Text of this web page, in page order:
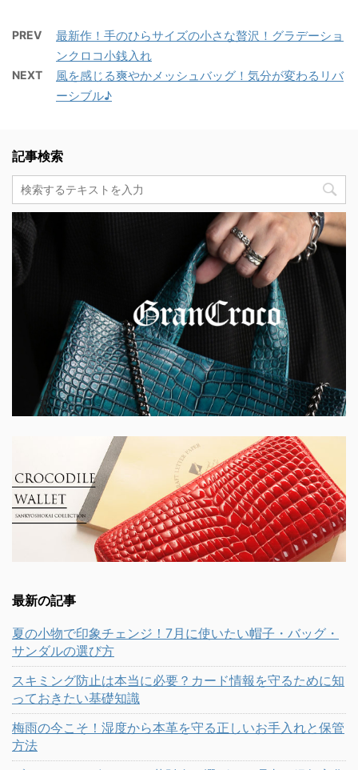
PREV
最新作！手のひらサイズの小さな贅沢！グラデーショ
ンクロコ小銭入れ
NEXT
風を感じる爽やかメッシュバッグ！気分が変わるリバ
ーシブル♪
記事検索
最新の記事
夏の小物で印象チェンジ！7月に使いたい帽子・バッグ・
サンダルの選び方
スキミング防止は本当に必要？カード情報を守るために知
っておきたい基礎知識
梅雨の今こそ！湿度から本革を守る正しいお手入れと保管
方法